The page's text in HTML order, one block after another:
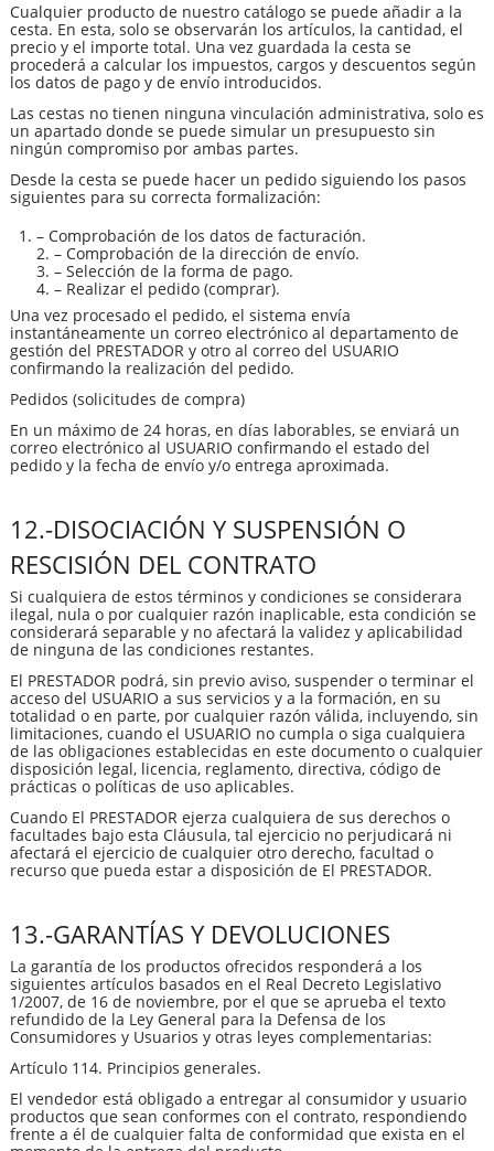
Cualquier producto de nuestro catálogo se puede añadir a la
cesta. En esta, solo se observarán los artículos, la cantidad, el
precio y el importe total. Una vez guardada la cesta se
procederá a calcular los impuestos, cargos y descuentos según
los datos de pago y de envío introducidos.
Las cestas no tienen ninguna vinculación administrativa, solo es
un apartado donde se puede simular un presupuesto sin
ningún compromiso por ambas partes.
Desde la cesta se puede hacer un pedido siguiendo los pasos
siguientes para su correcta formalización:
– Comprobación de los datos de facturación.
2. – Comprobación de la dirección de envío.
3. – Selección de la forma de pago.
4. – Realizar el pedido (comprar).
Una vez procesado el pedido, el sistema envía
instantáneamente un correo electrónico al departamento de
gestión del PRESTADOR y otro al correo del USUARIO
confirmando la realización del pedido.
Pedidos (solicitudes de compra)
En un máximo de 24 horas, en días laborables, se enviará un
correo electrónico al USUARIO confirmando el estado del
pedido y la fecha de envío y/o entrega aproximada.
12.-DISOCIACIÓN Y SUSPENSIÓN O
RESCISIÓN DEL CONTRATO
Si cualquiera de estos términos y condiciones se considerara
ilegal, nula o por cualquier razón inaplicable, esta condición se
considerará separable y no afectará la validez y aplicabilidad
de ninguna de las condiciones restantes.
El PRESTADOR podrá, sin previo aviso, suspender o terminar el
acceso del USUARIO a sus servicios y a la formación, en su
totalidad o en parte, por cualquier razón válida, incluyendo, sin
limitaciones, cuando el USUARIO no cumpla o siga cualquiera
de las obligaciones establecidas en este documento o cualquier
disposición legal, licencia, reglamento, directiva, código de
prácticas o políticas de uso aplicables.
Cuando El PRESTADOR ejerza cualquiera de sus derechos o
facultades bajo esta Cláusula, tal ejercicio no perjudicará ni
afectará el ejercicio de cualquier otro derecho, facultad o
recurso que pueda estar a disposición de El PRESTADOR.
13.-GARANTÍAS Y DEVOLUCIONES
La garantía de los productos ofrecidos responderá a los
siguientes artículos basados en el Real Decreto Legislativo
1/2007, de 16 de noviembre, por el que se aprueba el texto
refundido de la Ley General para la Defensa de los
Consumidores y Usuarios y otras leyes complementarias:
Artículo 114. Principios generales.
El vendedor está obligado a entregar al consumidor y usuario
productos que sean conformes con el contrato, respondiendo
frente a él de cualquier falta de conformidad que exista en el